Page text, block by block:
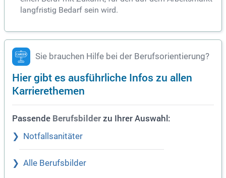
langfristig Bedarf sein wird.
Sie brauchen Hilfe bei der Berufsorientierung?
Hier gibt es ausführliche Infos zu allen
Karrierethemen
Passende Berufsbilder zu Ihrer Auswahl:
Notfallsanitäter
Alle Berufsbilder